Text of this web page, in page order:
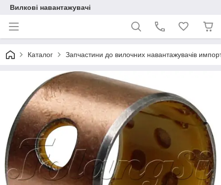
Вилкові навантажувачі
Каталог Запчастини до вилочних навантажувачів